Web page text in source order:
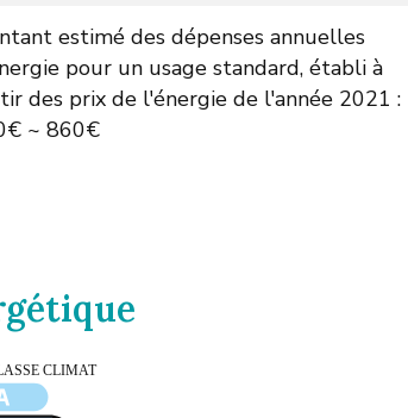
estimé des dépenses annuelles
pour un usage standard, établi à
des prix de l'énergie de l'année 2021 :
~ 860€